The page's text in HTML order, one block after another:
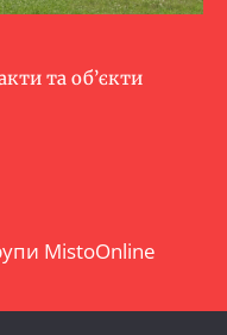
та об’єкти
MistoOnline